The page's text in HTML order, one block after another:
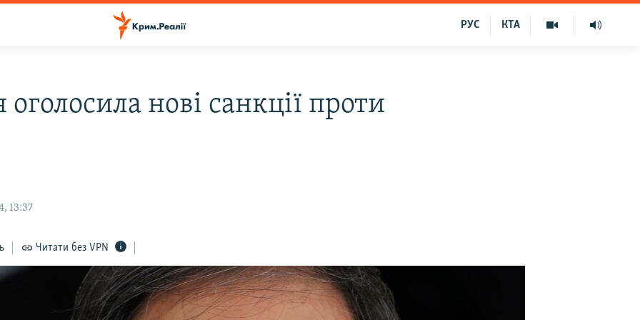
КТА
РУС
оголосила нові санкції проти
13:37
Читати без VPN